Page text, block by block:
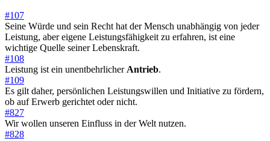
#107
Seine Würde und sein Recht hat der Mensch unabhängig von jeder
Leistung, aber eigene Leistungsfähigkeit zu erfahren, ist eine
wichtige Quelle seiner Lebenskraft.
#108
Leistung ist ein unentbehrlicher Antrieb.
#109
Es gilt daher, persönlichen Leistungswillen und Initiative zu fördern,
ob auf Erwerb gerichtet oder nicht.
#827
Wir wollen unseren Einfluss in der Welt nutzen.
#828